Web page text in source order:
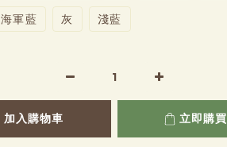
海軍藍 灰 淺藍
加入購物車 立即購買